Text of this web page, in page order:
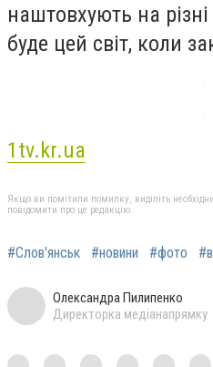
наштовхують на
буде цей світ, коли
1tv.kr.ua
Якщо ви помітили помилку, виділіть
повідомити про це редакцію
#Слов'янськ #новини #фото
Олександра Пилипенко
Директорка медіанапрямку